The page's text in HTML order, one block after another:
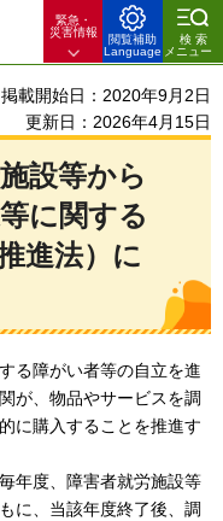
緊急・
災害情報
閲覧補助
Language
検索
メニュー
掲載開始日：2020年9月2日
更新日：2026年4月15日
設等から
に関する
進法）に
る障がい者等の自立を進
が、物品やサービスを調
に購入することを推進す
年度、障害者就労施設等
に、当該年度終了後、調